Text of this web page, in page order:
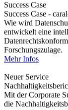
Success Case
Success Case -
Wie wird
entwickelt eine
Forschungszulage.
Mehr Infos
Neuer Service
Mit der Corporate
die